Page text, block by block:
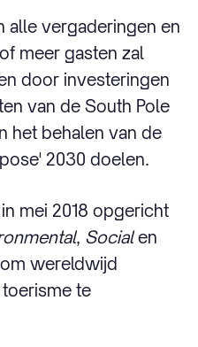
alle vergaderingen en
meer gasten zal
door investeringen
van de South Pole
het behalen van de
2030 doelen.
mei 2018 opgericht
, Socialen
wereldwijd
te